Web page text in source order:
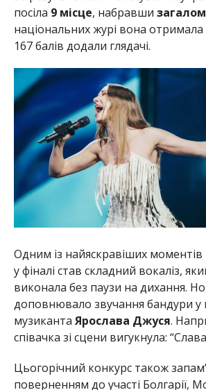
посіла 9 місце, набравши
національних журі вона
167 балів додали глядачі.
Одним із найяскравіших моментів
у фіналі став складний вокаліз,
виконала без паузи на дихання.
доповнювало звучання бандури у
музиканта Ярослава Джуся.
співачка зі сцени вигукнула: “Слава
Цьогорічний конкурс також
поверненням до участі Болгарії,